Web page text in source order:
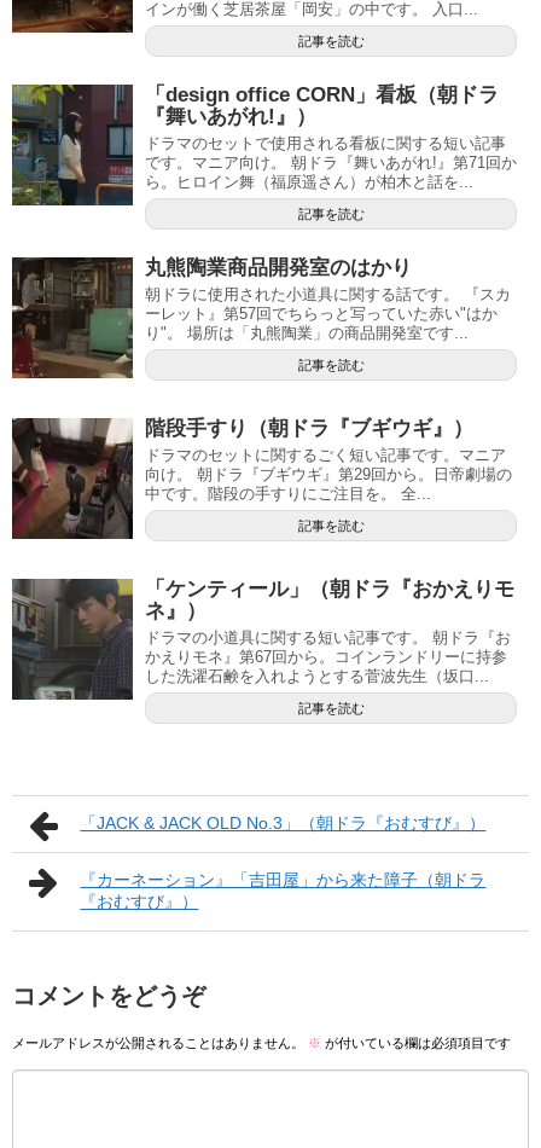
インが働く芝居茶屋「岡安」の中です。 入口...
記事を読む
「design office CORN」看板（朝ドラ
『舞いあがれ!』）
ドラマのセットで使用される看板に関する短い記事
です。マニア向け。 朝ドラ『舞いあがれ!』第71回か
ら。ヒロイン舞（福原遥さん）が柏木と話を...
記事を読む
丸熊陶業商品開発室のはかり
朝ドラに使用された小道具に関する話です。 『スカ
ーレット』第57回でちらっと写っていた赤い"はか
り"。 場所は「丸熊陶業」の商品開発室です...
記事を読む
階段手すり（朝ドラ『ブギウギ』）
ドラマのセットに関するごく短い記事です。マニア
向け。 朝ドラ『ブギウギ』第29回から。日帝劇場の
中です。階段の手すりにご注目を。 全...
記事を読む
「ケンティール」（朝ドラ『おかえりモ
ネ』）
ドラマの小道具に関する短い記事です。 朝ドラ『お
かえりモネ』第67回から。コインランドリーに持参
した洗濯石鹸を入れようとする菅波先生（坂口...
記事を読む
「JACK & JACK OLD No.3」（朝ドラ『おむすび』）
『カーネーション』「吉田屋」から来た障子（朝ドラ
『おむすび』）
コメントをどうぞ
メールアドレスが公開されることはありません。 ※ が付いている欄は必須項目です